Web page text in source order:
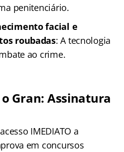
penitenciário.
facial e
roubadas: A tecnologia
ao crime.
Gran: Assinatura
IMEDIATO a
em concursos